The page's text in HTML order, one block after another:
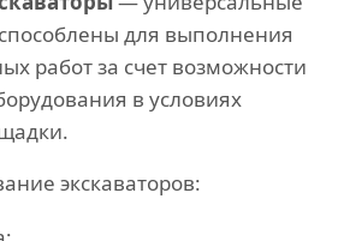
для выполнения
работ за счет возможности
в условиях
экскаваторов: